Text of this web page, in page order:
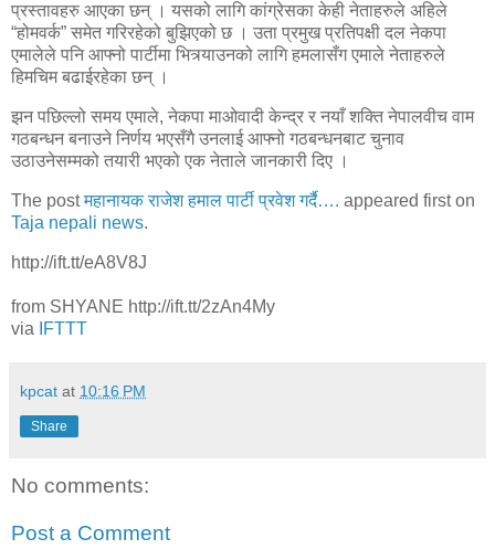
प्रस्तावहरु आएका छन् । यसको लागि कांग्रेसका केही नेताहरुले अहिले
“होमवर्क” समेत गरिरहेको बुझिएको छ । उता प्रमुख प्रतिपक्षी दल नेकपा
एमालेले पनि आफ्नो पार्टीमा भित्र्याउनको लागि हमलासँग एमाले नेताहरुले
हिमचिम बढाईरहेका छन् ।
झन पछिल्लो समय एमाले, नेकपा माओवादी केन्द्र र नयाँ शक्ति नेपालवीच वाम
गठबन्धन बनाउने निर्णय भएसँगै उनलाई आफ्नो गठबन्धनबाट चुनाव
उठाउनेसम्मको तयारी भएको एक नेताले जानकारी दिए ।
The postमहानायक राजेश हमाल पार्टी प्रवेश गर्दै…. appeared first on
Taja nepali news.
http://ift.tt/eA8V8J
from SHYANE http://ift.tt/2zAn4My
via
IFTTT
kpcat at 10:16 PM
Share
No comments:
Post a Comment